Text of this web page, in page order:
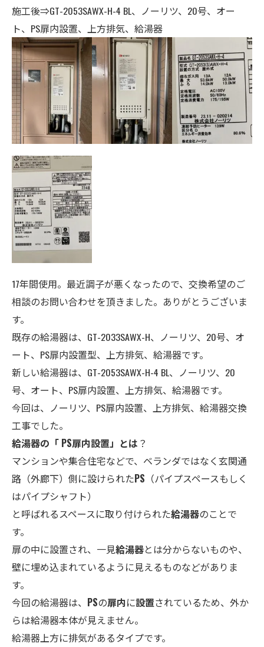
施工後⇒GT-2053SAWX-H-4 BL、ノーリツ、20号、オー
ト、 PS扉内設置、上方排気、 給湯器
17年間使用。最近調子が悪くなったので、交換希望のご
相談のお問い合わせを頂きました。ありがとうございま
す。
既存の給湯器は、GT-2033SAWX-H、ノーリツ、20号、オ
ート、 PS扉内設置型、上方排気、給湯器です。
新しい給湯器は、GT-2053SAWX-H-4 BL、ノーリツ、20
号、オート、 PS扉内設置、上方排気、 給湯器です。
今回は、ノーリツ、 PS扉内設置、上方排気、 給湯器交換
工事でした。
給湯器の「 PS扉内設置」とは ？
マンションや集合住宅などで、ベランダではなく玄関通
路（外廊下）側に設けられたPS （パイプスペースもしく
はパイプシャフト）
と呼ばれるスペースに取り付けられた給湯器のことで
す。
扉の中に設置され、一見給湯器とは分からないものや、
壁に埋め込まれているように見えるものなどがありま
す。
今回の給湯器は、 PSの扉内に設置されているため、外か
らは給湯器本体が見えません。
給湯器上方に排気があるタイプです。